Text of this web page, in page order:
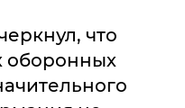
что
оборонных